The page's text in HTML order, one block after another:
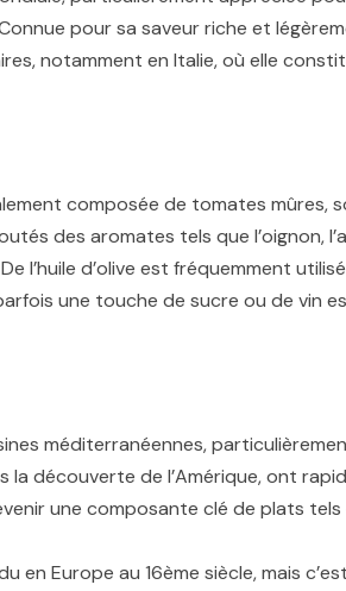
pour sa saveur riche et
notamment en Italie, où elle
composée de tomates mûres,
des aromates tels que l’oignon,
l’huile d’olive est fréquemment
une touche de sucre ou de vin
méditerranéennes,
découverte de l’Amérique, ont
une composante clé de plats tels
en Europe au 16ème siècle, mais